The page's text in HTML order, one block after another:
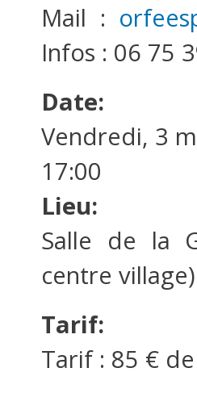
Mail :
Infos : 06 75
Date:
Vendredi, 3
17:00
Lieu:
Salle de la
centre village)
Tarif:
Tarif : 85 €